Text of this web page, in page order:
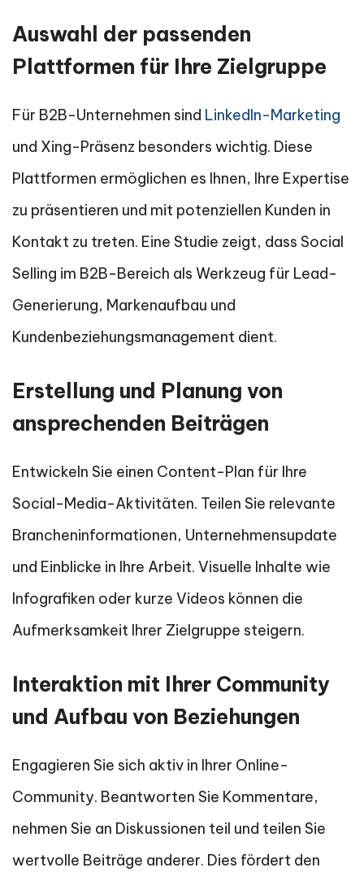
Auswahl der passenden
Plattformen für Ihre Zielgruppe
Für B2B-Unternehmen sind LinkedIn-Marketing
und Xing-Präsenz besonders wichtig. Diese
Plattformen ermöglichen es Ihnen, Ihre Expertise
zu präsentieren und mit potenziellen Kunden in
Kontakt zu treten. Eine Studie zeigt, dass Social
Selling im B2B-Bereich als Werkzeug für Lead-
Generierung, Markenaufbau und
Kundenbeziehungsmanagement dient.
Erstellung und Planung von
ansprechenden Beiträgen
Entwickeln Sie einen Content-Plan für Ihre
Social-Media-Aktivitäten. Teilen Sie relevante
Brancheninformationen, Unternehmensupdate
und Einblicke in Ihre Arbeit. Visuelle Inhalte wie
Infografiken oder kurze Videos können die
Aufmerksamkeit Ihrer Zielgruppe steigern.
Interaktion mit Ihrer Community
und Aufbau von Beziehungen
Engagieren Sie sich aktiv in Ihrer Online-
Community. Beantworten Sie Kommentare,
nehmen Sie an Diskussionen teil und teilen Sie
wertvolle Beiträge anderer. Dies fördert den